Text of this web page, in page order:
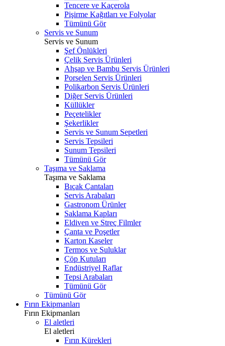
Tencere ve Kaçerola
Pişirme Kağıtları ve Folyolar
Tümünü Gör
Servis ve Sunum
Servis ve Sunum
Şef Önlükleri
Çelik Servis Ürünleri
Ahşap ve Bambu Servis Ürünleri
Porselen Servis Ürünleri
Polikarbon Servis Ürünleri
Diğer Servis Ürünleri
Küllükler
Peçetelikler
Şekerlikler
Servis ve Sunum Sepetleri
Servis Tepsileri
Sunum Tepsileri
Tümünü Gör
Taşıma ve Saklama
Taşıma ve Saklama
Bıçak Çantaları
Servis Arabaları
Gastronom Ürünler
Saklama Kapları
Eldiven ve Streç Filmler
Çanta ve Poşetler
Karton Kaseler
Termos ve Suluklar
Çöp Kutuları
Endüstriyel Raflar
Tepsi Arabaları
Tümünü Gör
Tümünü Gör
Fırın Ekipmanları
Fırın Ekipmanları
El aletleri
El aletleri
Fırın Kürekleri